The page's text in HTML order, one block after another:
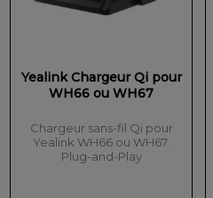
Yealink Chargeur Qi pour
WH66 ou WH67
Chargeur sans-fil Qi pour
Yealink WH66 ou WH67.
Plug-and-Play